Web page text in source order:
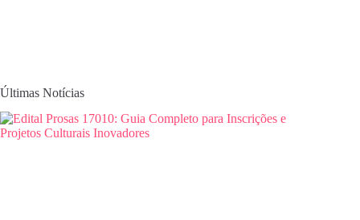
Últimas Notícias